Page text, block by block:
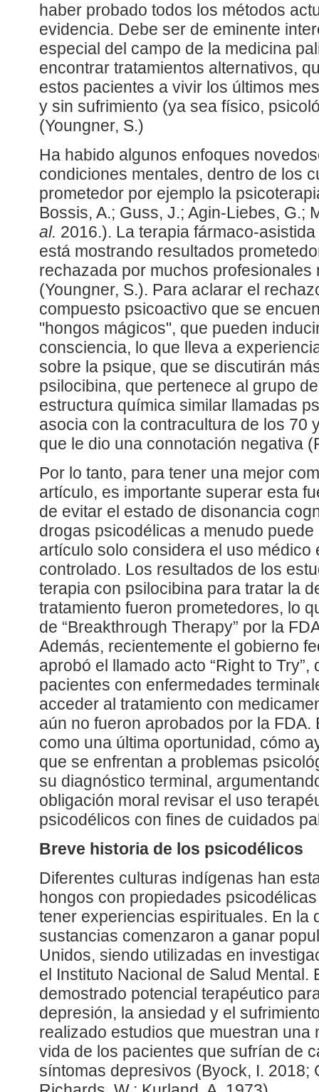
haber probado todos los métodos
evidencia. Debe ser de eminente
especial del campo de la medicina
encontrar tratamientos alternativos,
estos pacientes a vivir los últimos
y sin sufrimiento (ya sea físico,
(Youngner, S.)
Ha habido algunos enfoques
condiciones mentales, dentro de los
prometedor por ejemplo la
Bossis, A.; Guss, J.; Agin-Liebes, G.;
al. 2016.). La terapia fármaco-
está mostrando resultados
rechazada por muchos
(Youngner, S.). Para aclarar el
compuesto psicoactivo que se
"hongos mágicos", que pueden
consciencia, lo que lleva a
sobre la psique, que se discutirán
psilocibina, que pertenece al grupo
estructura química similar llamadas
asocia con la contracultura de los 70
que le dio una connotación negativa
Por lo tanto, para tener una mejor
artículo, es importante superar esta
de evitar el estado de disonancia
drogas psicodélicas a menudo
artículo solo considera el uso médico
controlado. Los resultados de los
terapia con psilocibina para tratar la
tratamiento fueron prometedores, lo
de “Breakthrough Therapy” por la
Además, recientemente el gobierno
aprobó el llamado acto “Right to Try”,
pacientes con enfermedades
acceder al tratamiento con
aún no fueron aprobados por la FDA.
como una última oportunidad, cómo
que se enfrentan a problemas
su diagnóstico terminal,
obligación moral revisar el uso
psicodélicos con fines de cuidados
Breve historia de los psicodélicos
Diferentes culturas indígenas han
hongos con propiedades
tener experiencias espirituales. En la
sustancias comenzaron a ganar
Unidos, siendo utilizadas en
el Instituto Nacional de Salud Mental.
demostrado potencial terapéutico
depresión, la ansiedad y el
realizado estudios que muestran una
vida de los pacientes que sufrían de
síntomas depresivos (Byock, I. 2018;